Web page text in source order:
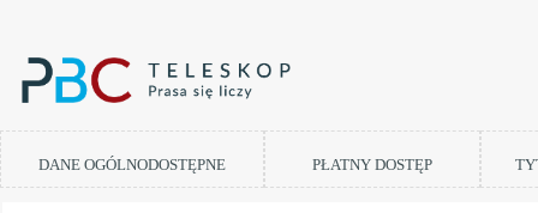
DANE OGÓLNODOSTĘPNE PŁATNY DOSTĘP